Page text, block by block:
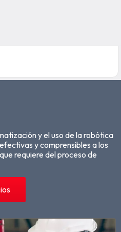
y el uso de la robótica
y comprensibles a los
requiere del proceso de